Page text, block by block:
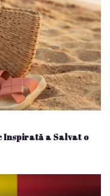
Inspirată a Salvat o